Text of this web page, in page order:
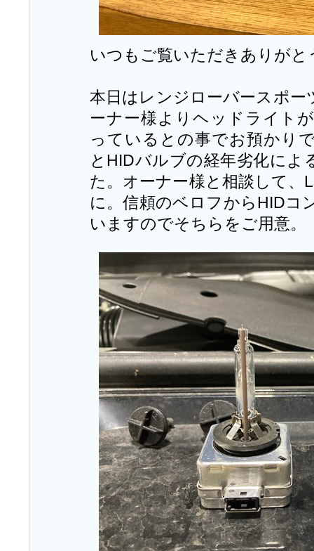
いつもご覧いただきありがと
本日はレンジローバースポー
ーナー様よりヘッドライト
っているとの事でお預かり
とHIDバルブの経年劣化によ
た。オーナー様と相談して、
に。信頼のベロフからHIDコ
いますのでそちらをご用意。